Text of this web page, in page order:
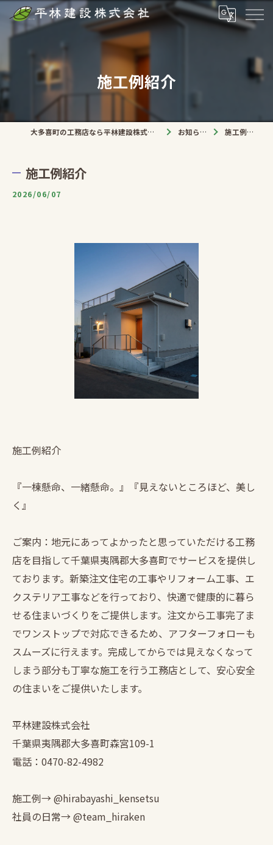
施工例紹介
大多喜町の工務店なら平林建設株式会社 お知らせ 施工例紹介
施工例紹介
2026/06/07
施工例紹介
『一棟懸命、一緒懸命。』『見えないところほど、美し
く』
ご案内：地元にあってよかったと思っていただける工務
店を目指して千葉県夷隅郡大多喜町でサービスを提供し
ております。新築注文住宅の工事やリフォーム工事、エ
クステリア工事などを行っており、快適で健康的に暮ら
せる住まいづくりをご提供します。注文から工事完了ま
でワンストップで対応できるため、アフターフォローも
スムーズに行えます。完成してからでは見えなくなって
しまう部分も丁寧な施工を行う工務店として、安心安全
の住まいをご提供いたします。
平林建設株式会社
千葉県夷隅郡大多喜町森宮109-1
電話：0470-82-4982
施工例→ @hirabayashi_kensetsu
社員の日常→ @team_hiraken